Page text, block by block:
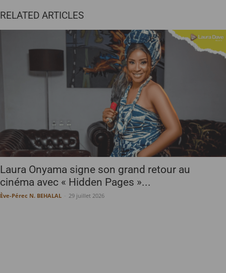
RELATED ARTICLES
Laura Onyama signe son grand retour au
cinéma avec « Hidden Pages »...
Ève-Pérec N. BEHALAL 29 juillet 2026